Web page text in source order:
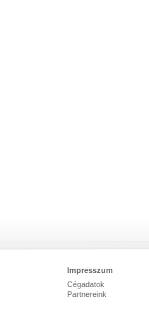
Impresszum
Cégadatok
Partnereink